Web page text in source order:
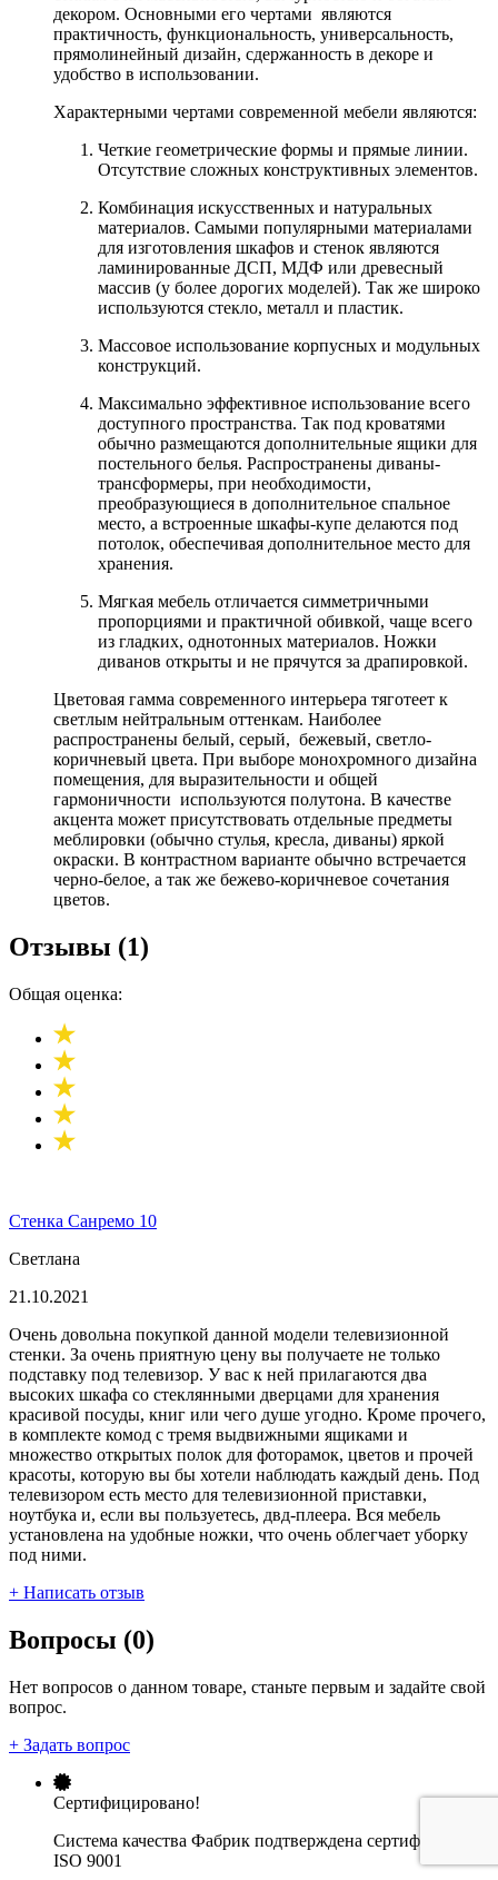
декором. Основными его чертами являются
практичность, функциональность, универсальность,
прямолинейный дизайн, сдержанность в декоре и
удобство в использовании.
Характерными чертами современной мебели являются:
Четкие геометрические формы и прямые линии.
Отсутствие сложных конструктивных элементов.
Комбинация искусственных и натуральных
материалов. Самыми популярными материалами
для изготовления шкафов и стенок являются
ламинированные ДСП, МДФ или древесный
массив (у более дорогих моделей). Так же широко
используются стекло, металл и пластик.
Массовое использование корпусных и модульных
конструкций.
Максимально эффективное использование всего
доступного пространства. Так под кроватями
обычно размещаются дополнительные ящики для
постельного белья. Распространены диваны-
трансформеры, при необходимости,
преобразующиеся в дополнительное спальное
место, а встроенные шкафы-купе делаются под
потолок, обеспечивая дополнительное место для
хранения.
Мягкая мебель отличается симметричными
пропорциями и практичной обивкой, чаще всего
из гладких, однотонных материалов. Ножки
диванов открыты и не прячутся за драпировкой.
Цветовая гамма современного интерьера тяготеет к
светлым нейтральным оттенкам. Наиболее
распространены белый, серый, бежевый, светло-
коричневый цвета. При выборе монохромного дизайна
помещения, для выразительности и общей
гармоничности используются полутона. В качестве
акцента может присутствовать отдельные предметы
меблировки (обычно стулья, кресла, диваны) яркой
окраски. В контрастном варианте обычно встречается
черно-белое, а так же бежево-коричневое сочетания
цветов.
Отзывы (1)
Общая оценка:
Стенка Санремо 10
Светлана
21.10.2021
Очень довольна покупкой данной модели телевизионной
стенки. За очень приятную цену вы получаете не только
подставку под телевизор. У вас к ней прилагаются два
высоких шкафа со стеклянными дверцами для хранения
красивой посуды, книг или чего душе угодно. Кроме прочего,
в комплекте комод с тремя выдвижными ящиками и
множество открытых полок для фоторамок, цветов и прочей
красоты, которую вы бы хотели наблюдать каждый день. Под
телевизором есть место для телевизионной приставки,
ноутбука и, если вы пользуетесь, двд-плеера. Вся мебель
установлена на удобные ножки, что очень облегчает уборку
под ними.
+ Написать отзыв
Вопросы (0)
Нет вопросов о данном товаре, станьте первым и задайте свой
вопрос.
+ Задать вопрос
Сертифицировано!
Система качества Фабрик подтверждена сертификатом
ISO 9001